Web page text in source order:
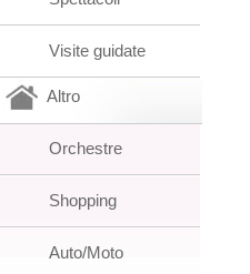
Visite guidate
Altro
Orchestre
Shopping
Auto/Moto